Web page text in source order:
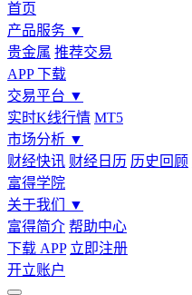
首页
产品服务 ▼
贵金属 推荐交易
APP 下载
交易平台 ▼
实时K线行情 MT5
市场分析 ▼
财经快讯 财经日历 历史回顾
富得学院
关于我们
▼
富得简介 帮助中心
下载 APP 立即注册
开立账户